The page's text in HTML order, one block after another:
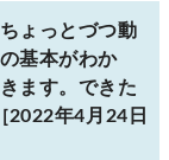
ょっとづつ動
基本がわか
ます。できた
年4月24日